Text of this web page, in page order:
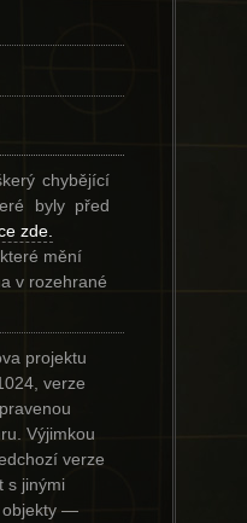
chybějící
byly před
zde.
mění
v rozehrané
projektu
verze
Výjimkou
verze
s jinými
objekty —